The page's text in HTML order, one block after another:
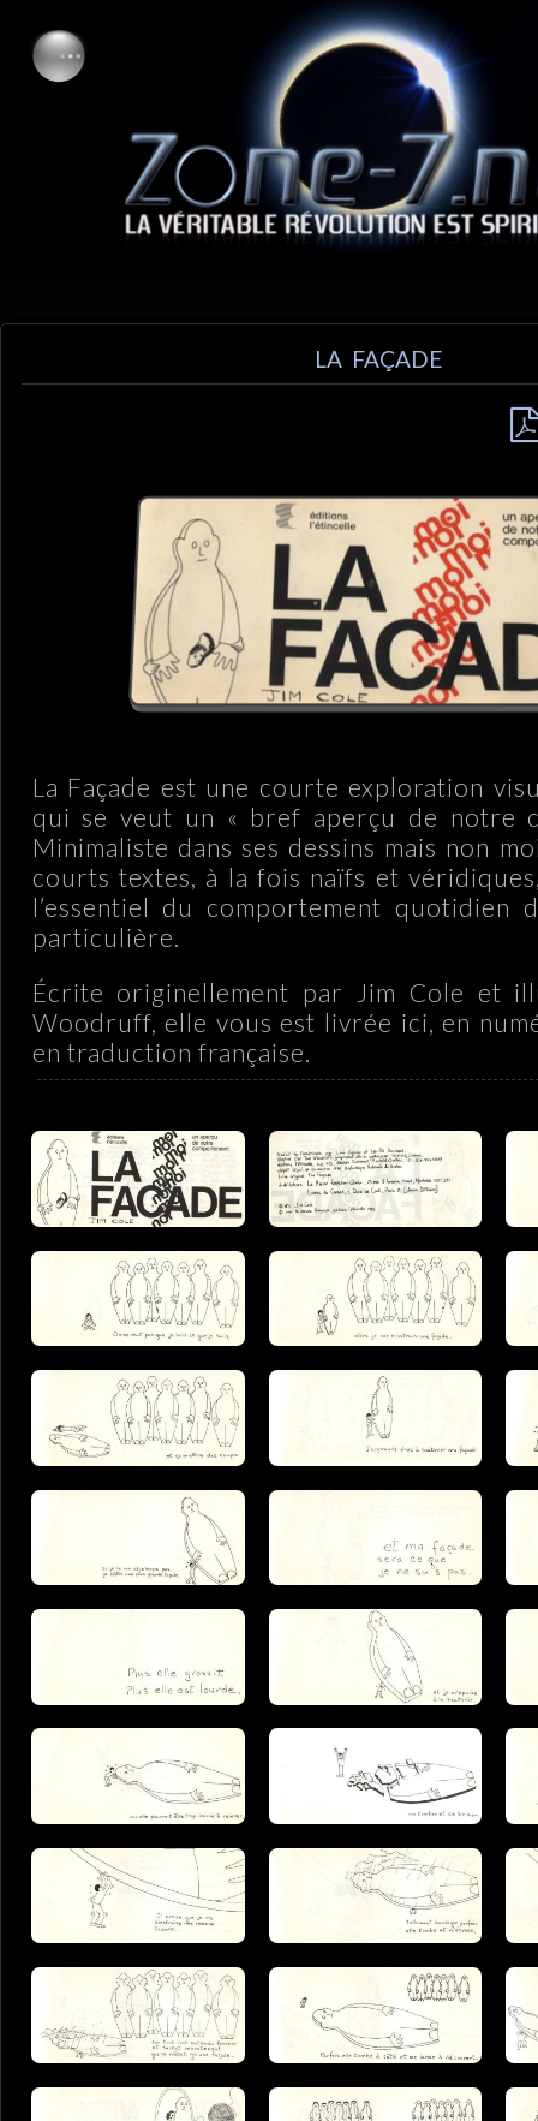
LA FAÇADE
La Façade est une courte exploration
qui se veut un « bref aperçu de notre
Minimaliste dans ses dessins mais non
courts textes, à la fois naïfs et
l’essentiel du comportement quotidien
particulière.
Écrite originellement par Jim Cole et
Woodruff, elle vous est livrée ici, en
en traduction française.